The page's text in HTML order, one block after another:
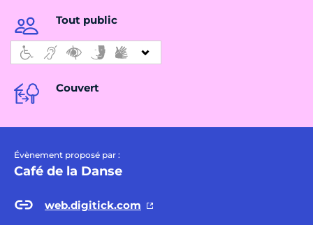
Tout public
Couvert
Évènement proposé par :
Café de la Danse
web.digitick.com